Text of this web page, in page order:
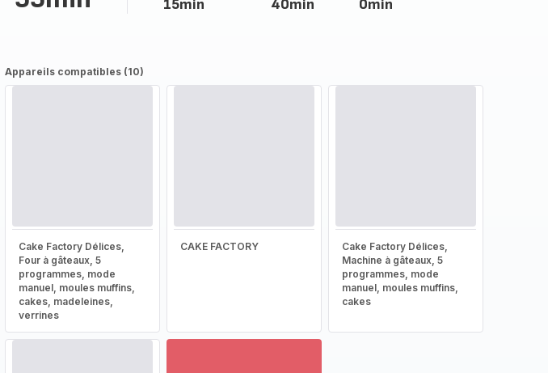
15min 40min 0min
Appareils compatibles (10)
Cake Factory Délices,
Four à gâteaux, 5
programmes, mode
manuel, moules muffins,
cakes, madeleines,
verrines
CAKE FACTORY
Cake Factory Délices,
Machine à gâteaux, 5
programmes, mode
manuel, moules muffins,
cakes